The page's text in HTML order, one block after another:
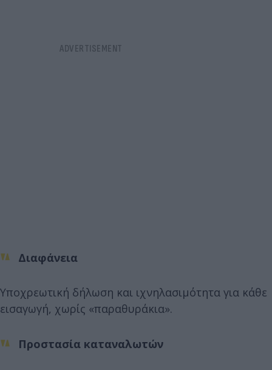
Διαφάνεια
Υποχρεωτική δήλωση και ιχνηλασιμότητα για κάθε
εισαγωγή, χωρίς «παραθυράκια».
Προστασία καταναλωτών